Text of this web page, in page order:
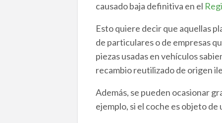
causado baja definitiva en el
Esto quiere decir que aquellas
de particulares o de empresas
piezas usadas en vehículos
recambio reutilizado de origen
Además, se pueden ocasionar
ejemplo, si el coche es objeto